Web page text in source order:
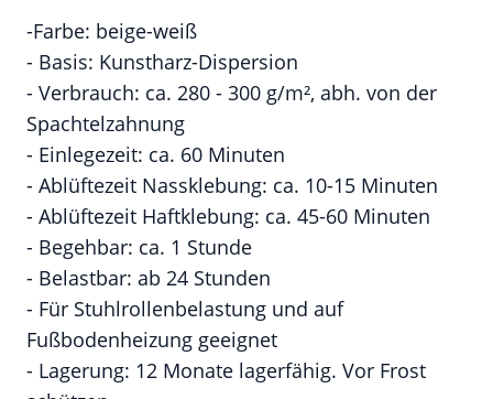
-Farbe: beige-weiß
- Basis: Kunstharz-Dispersion
- Verbrauch: ca. 280 - 300 g/m², abh. von der
Spachtelzahnung
- Einlegezeit: ca. 60 Minuten
- Ablüftezeit Nassklebung: ca. 10-15 Minuten
- Ablüftezeit Haftklebung: ca. 45-60 Minuten
- Begehbar: ca. 1 Stunde
- Belastbar: ab 24 Stunden
- Für Stuhlrollenbelastung und auf
Fußbodenheizung geeignet
- Lagerung: 12 Monate lagerfähig. Vor Frost